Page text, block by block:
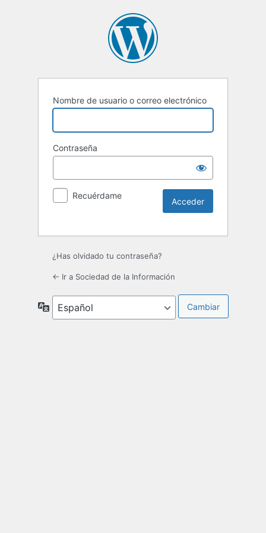
Nombre de usuario o correo electrónico
Contraseña
Recuérdame
¿Has olvidado tu contraseña?
← Ir a Sociedad de la Información
Idioma